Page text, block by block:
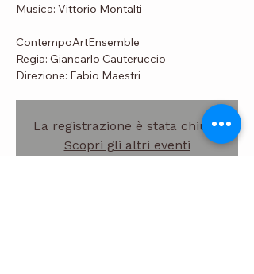
Musica: Vittorio Montalti
ContempoArtEnsemble
Regia: Giancarlo Cauteruccio
La registrazione è stata chiusa
Scopri gli altri eventi